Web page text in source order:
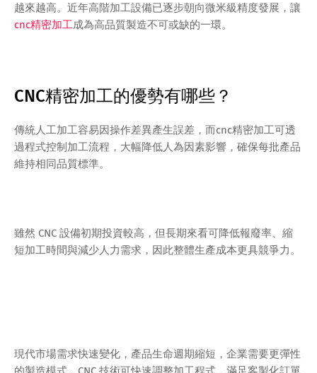
越來越高。近年高階加工設備已逐步朝向微米級精度發展，讓
cnc精密加工成為高品質製造不可或缺的一環。
CNC精密加工的優勢有哪些？
傳統人工加工容易因操作差異產生誤差，而cnc精密加工可透
過程式控制加工流程，大幅降低人為因素影響，確保每批產品
維持相同品質標準。
雖然 CNC 設備初期投資較高，但長期來看可降低報廢率、縮
短加工時間與減少人力需求，因此整體生產成本更具競爭力。
現代市場需求快速變化，產品生命週期縮短，企業需要更彈性